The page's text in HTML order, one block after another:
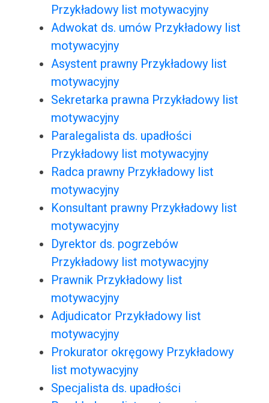
Przykładowy list motywacyjny
Adwokat ds. umów Przykładowy list
motywacyjny
Asystent prawny Przykładowy list
motywacyjny
Sekretarka prawna Przykładowy list
motywacyjny
Paralegalista ds. upadłości
Przykładowy list motywacyjny
Radca prawny Przykładowy list
motywacyjny
Konsultant prawny Przykładowy list
motywacyjny
Dyrektor ds. pogrzebów
Przykładowy list motywacyjny
Prawnik Przykładowy list
motywacyjny
Adjudicator Przykładowy list
motywacyjny
Prokurator okręgowy Przykładowy
list motywacyjny
Specjalista ds. upadłości